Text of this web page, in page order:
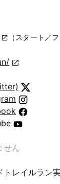
（スタート／
せん
トレイルラン